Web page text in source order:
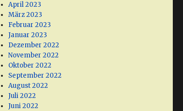
April 2023
März 2023
Februar 2023
Januar 2023
Dezember 2022
November 2022
Oktober 2022
September 2022
August 2022
Juli 2022
Juni 2022